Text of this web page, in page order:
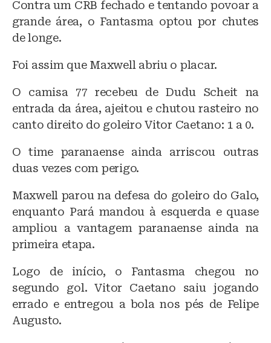
Contra um CRB fechado e tentando povoar a
grande área, o Fantasma optou por chutes
de longe.
Foi assim que Maxwell abriu o placar.
O camisa 77 recebeu de Dudu Scheit na
entrada da área, ajeitou e chutou rasteiro no
canto direito do goleiro Vitor Caetano: 1 a 0.
O time paranaense ainda arriscou outras
duas vezes com perigo.
Maxwell parou na defesa do goleiro do Galo,
enquanto Pará mandou à esquerda e quase
ampliou a vantagem paranaense ainda na
primeira etapa.
Logo de início, o Fantasma chegou no
segundo gol. Vitor Caetano saiu jogando
errado e entregou a bola nos pés de Felipe
Augusto.